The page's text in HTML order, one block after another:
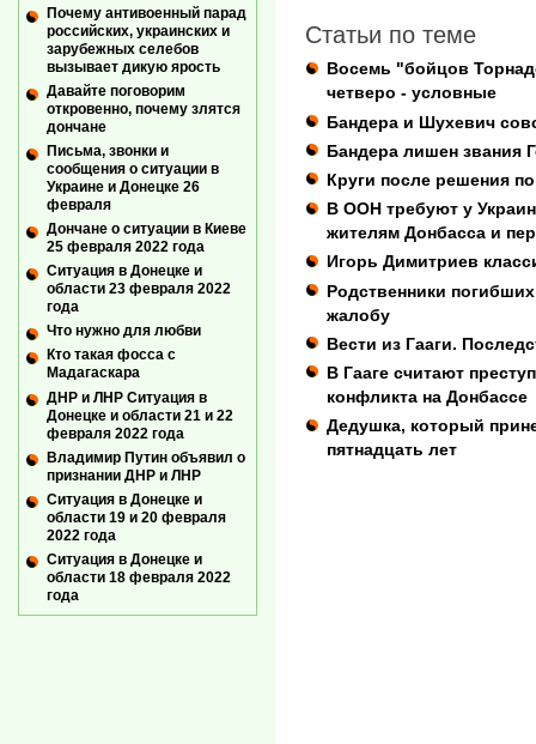
Статьи по теме
Восемь "бойцов
четверо - условные
Бандера и Шухевич
Бандера лишен звания
Круги после решения
В ООН требуют у
жителям Донбасса и
Игорь Димитриев
Родственники
жалобу
Вести из Гааги.
В Гааге считают
конфликта на Донбассе
Дедушка, который
пятнадцать лет
Почему антивоенный парад
российских, украинских и
зарубежных селебов
вызывает дикую ярость
Давайте поговорим
откровенно, почему злятся
дончане
Письма, звонки и
сообщения о ситуации в
Украине и Донецке 26
февраля
Дончане о ситуации в Киеве
25 февраля 2022 года
Ситуация в Донецке и
области 23 февраля 2022
года
Что нужно для любви
Кто такая фосса с
Мадагаскара
ДНР и ЛНР Ситуация в
Донецке и области 21 и 22
февраля 2022 года
Владимир Путин объявил о
признании ДНР и ЛНР
Ситуация в Донецке и
области 19 и 20 февраля
2022 года
Ситуация в Донецке и
области 18 февраля 2022
года